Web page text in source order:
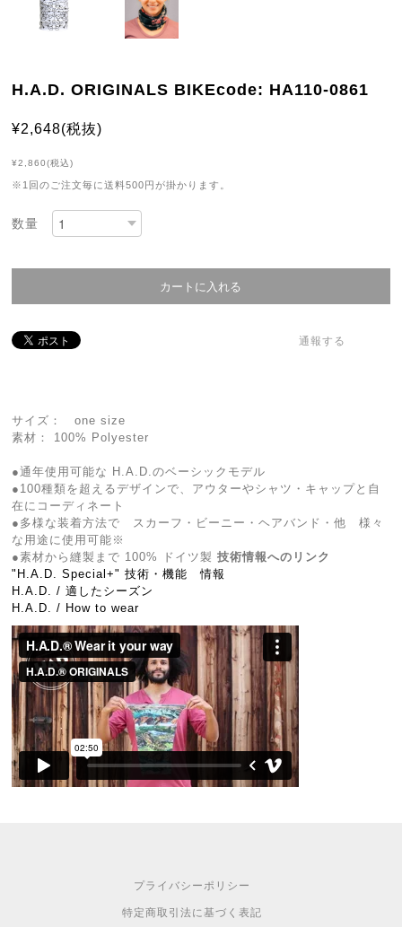
H.A.D. ORIGINALS BIKEcode: HA110-0861
¥2,648(税抜)
¥2,860(税込)
※1回のご注文毎に送料500円が掛かります。
数量
通報する
サイズ： one size
素材： 100% Polyester
●通年使用可能な H.A.D.のベーシックモデル
●100種類を超えるデザインで、アウターやシャツ・キャップと自
在にコーディネート
●多様な装着方法で スカーフ・ビーニー・ヘアバンド・他 様々
な用途に使用可能※
●素材から縫製まで 100% ドイツ製技術情報へのリンク
"H.A.D. Special+" 技術・機能 情報
H.A.D. / 適したシーズン
H.A.D. / How to wear
プライバシーポリシー
特定商取引法に基づく表記